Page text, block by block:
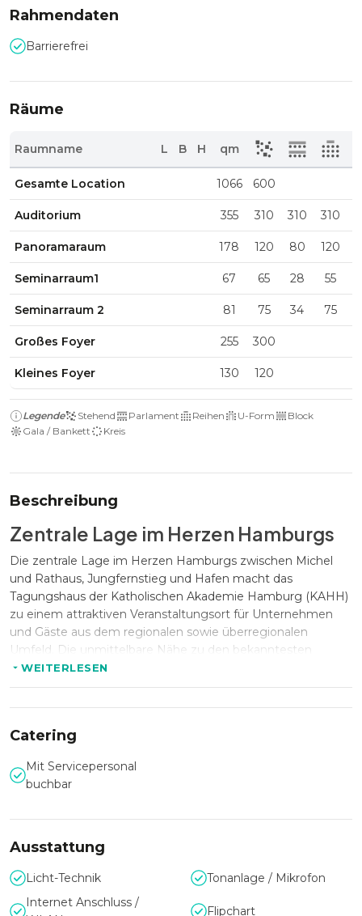
Rahmendaten
Barrierefrei
Räume
Raumname L B H qm
Gesamte Location 1066 600
Auditorium 355 310 310 310
Panoramaraum 178 120 80 120
Seminarraum1 67 65 28 55
Seminarraum 2 81 75 34 75
Großes Foyer 255 300
Kleines Foyer 130 120
Legende Stehend Parlament Reihen U-Form
Block
Gala / Bankett
Kreis
Beschreibung
Zentrale Lage im Herzen Hamburgs
Die zentrale Lage im Herzen Hamburgs zwischen Michel
und Rathaus, Jungfernstieg und Hafen macht das
Tagungshaus der Katholischen Akademie Hamburg (KAHH)
zu einem attraktiven Veranstaltungsort für Unternehmen
und Gäste aus dem regionalen sowie überregionalen
Umfeld. Die unmittelbare Nähe zu den bekanntesten
Wahrzeichen der Hansestadt verbindet optimale
Erreichbarkeit mit einem repräsentativen Umfeld für
Vielseitige Räumlichkeiten mit
besonderem Ausblick
Veranstaltungstechnik und eignet sich ideal für Tagungen,
durch einen flexibel teilbaren Panoramaraum mit
spektakulärem Blick auf den Großen Michel und die
WEITERLESEN
Catering
Mit Servicepersonal
buchbar
Ausstattung
Licht-Technik
Tonanlage / Mikrofon
Internet Anschluss /
Flipchart